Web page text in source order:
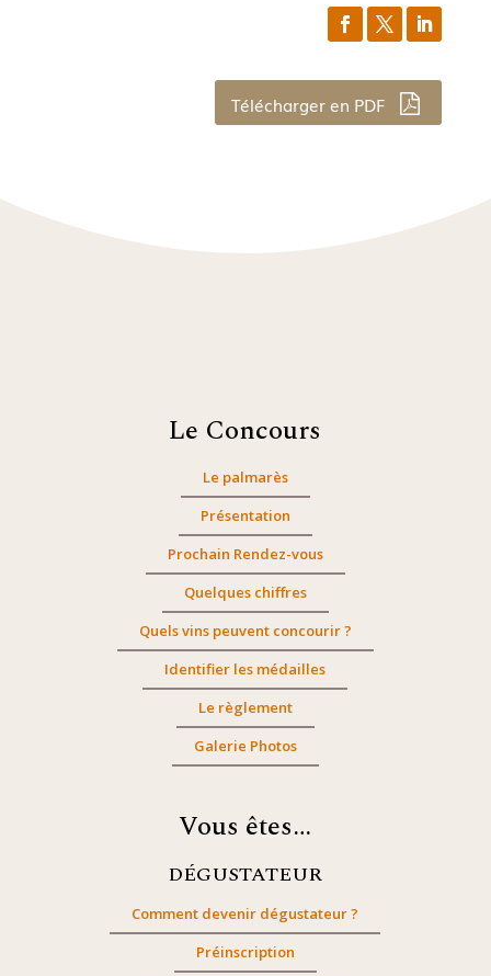
Télécharger en PDF
Le Concours
Le palmarès
Présentation
Prochain Rendez-vous
Quelques chiffres
Quels vins peuvent concourir ?
Identifier les médailles
Le règlement
Galerie Photos
Vous êtes…
DÉGUSTATEUR
Comment devenir dégustateur ?
Préinscription